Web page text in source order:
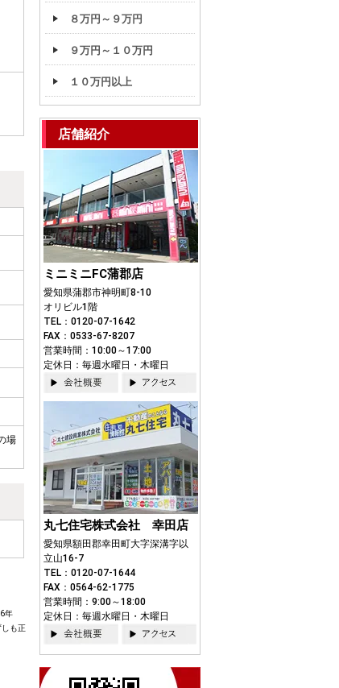
場
年
しも正
８万円～９万円
９万円～１０万円
１０万円以上
店舗紹介
ミニミニFC蒲郡店
愛知県蒲郡市神明町8-10
オリビル1階
TEL：0120-07-1642
FAX：0533-67-8207
営業時間：10:00～17:00
定休日：毎週水曜日・木曜日
丸七住宅株式会社 幸田店
愛知県額田郡幸田町大字深溝字以
立山16-7
TEL：0120-07-1644
FAX：0564-62-1775
営業時間：9:00～18:00
定休日：毎週水曜日・木曜日